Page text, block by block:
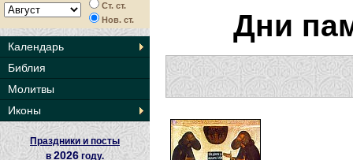
Ст. ст.
Нов. ст.
Календарь
Библия
Молитвы
Иконы
Праздники и посты
в2026 году.
Дни